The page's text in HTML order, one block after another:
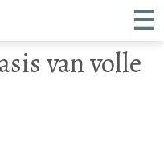
☰
van volle